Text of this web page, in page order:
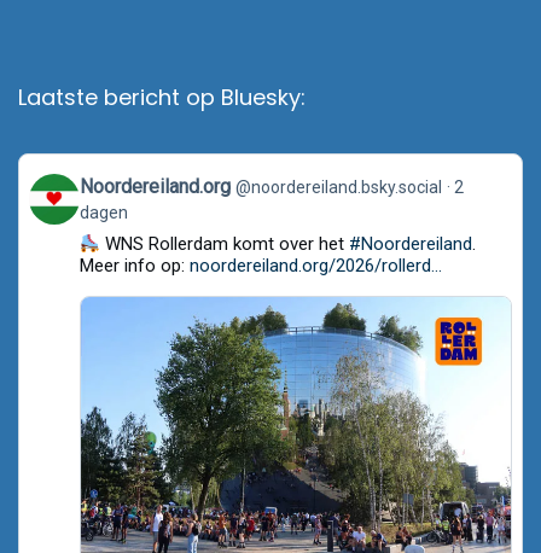
Laatste bericht op Bluesky:
View
post
by
Noordereiland.org
Bluesky
Noordereiland.org @noordereiland.bsky.social
2
dagen
WNS Rollerdam komt over het #Noordereiland.
Meer info op: noordereiland.org/2026/rollerd...